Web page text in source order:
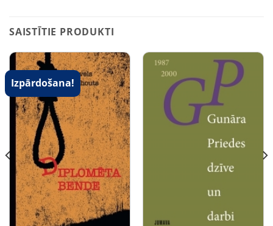
SAISTĪTIE PRODUKTI
Izpārdošana!